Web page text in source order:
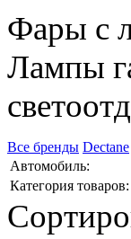
Фары с
Лампы
Все бренды Dectane
Автомобиль:
Категория товаров: